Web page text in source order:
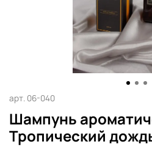
арт. 06-040
Шампунь
Тропический